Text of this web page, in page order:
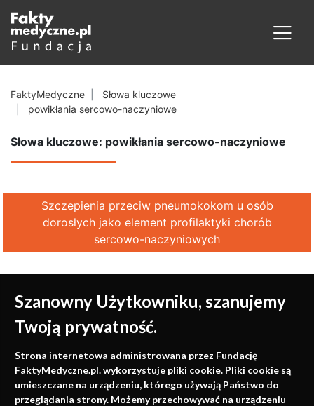
Szanowny Użytkowniku, szanujemy
Twoją prywatność.
Strona internetowa administrowana przez Fundację
FaktyMedyczne.pl. wykorzystuje pliki cookie. Pliki cookie są
umieszczane na urządzeniu, którego używają Państwo do
przeglądania strony. Możemy przechowywać na urządzeniu
FaktyMedyczne
Słowa kluczowe
powikłania sercowo-naczyniowe
Słowa kluczowe: powikłania sercowo-naczyniowe
Szczepienia przeciw pneumokokom u osób
dorosłych jako element profilaktyki chorób
sercowo-naczyniowych
Medycyna oparta na
faktach
Konferencje, szkolenia, e-learning, wydawnictwo